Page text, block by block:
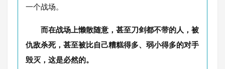
一个战场。
而在战场上懒散随意，甚至刀剑都不带的人，被
仇敌杀死，甚至被比自己糟糕得多、弱小得多的对手
毁灭，这是必然的。